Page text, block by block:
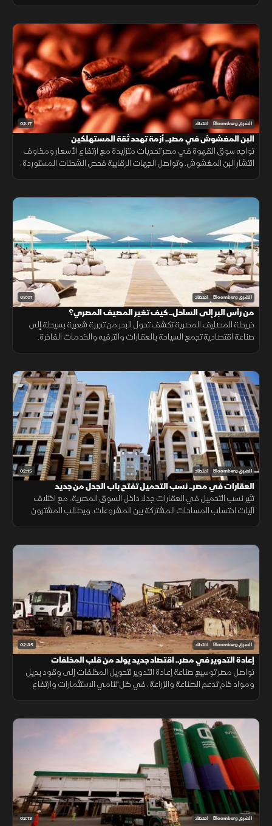
02:17 الشرق Bloomberg اقتصاد
البن المغشوش في مصر.. أزمة تهدد ثقة المستهلكين
تواجه سوق القهوة في مصر تحديات متزايدة مع ارتفاع الأسعار ومخاوف
انتشار البن المغشوش. وتواصل الجهات الرقابية فحص الشحنات المستوردة،
03:01 الشرق Bloomberg اقتصاد
من رأس البر إلى الساحل.. كيف تغير المصيف المصري؟
خريطة المصايف المصرية تكشف تحول البحر من تجربة شعبية بسيطة إلى
صناعة اقتصادية تجمع السياحة بالعقارات والترفيه والخدمات الفاخرة.
02:15 الشرق Bloomberg اقتصاد
العقارات في مصر.. نسب التحميل تفتح باب الجدل من جديد
تثير نسب التحميل في العقارات جدلا داخل السوق المصرية، مع اختلاف
آليات احتساب المساحات المشتركة بين المشروعات. ويطالب المشترون
02:35 الشرق Bloomberg اقتصاد
إعادة التدوير في مصر.. اقتصاد جديد يولد من قلب المخلفات
تواصل مصر توسيع صناعة إعادة التدوير لتحويل المخلفات إلى وقود بديل
ومواد خام تدعم الصناعة والزراعة، في ظل تنامي الاستثمارات وارتفاع
02:13 الشرق Bloomberg اقتصاد